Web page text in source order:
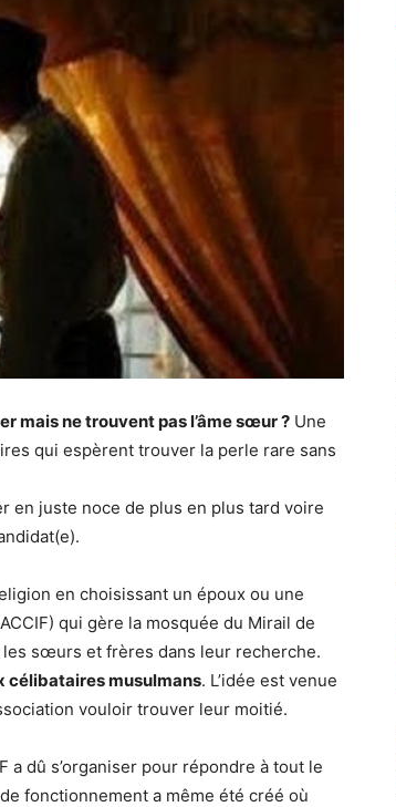
mais ne trouvent pas l’âme sœur ? Une
qui espèrent trouver la perle rare sans
en juste noce de plus en plus tard voire
en choisissant un époux ou une
qui gère la mosquée du Mirail de
sœurs et frères dans leur recherche.
célibataires musulmans. L’idée est venue
vouloir trouver leur moitié.
a dû s’organiser pour répondre à tout le
fonctionnement a même été créé où